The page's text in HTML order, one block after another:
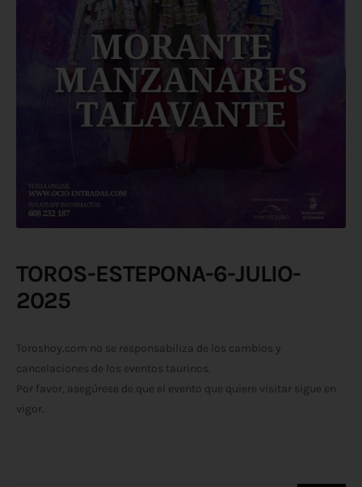
TOROS-ESTEPONA-6-JULIO-
2025
Toroshoy.com no se responsabiliza de los cambios y
cancelaciones de los eventos taurinos.
Por favor, asegúrese de que el evento que quiere visitar sigue en
vigor.